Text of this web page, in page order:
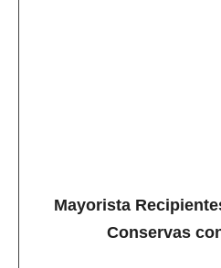
Mayorista
Conservas